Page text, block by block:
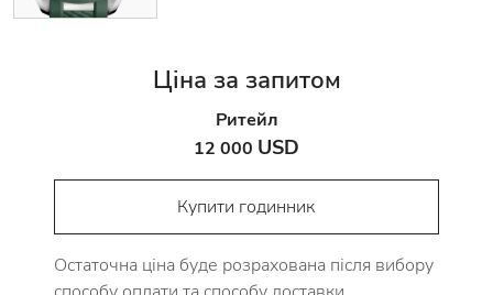
Ціна за запитом
Ритейл
12 000 USD
Купити годинник
Остаточна ціна буде розрахована після вибору